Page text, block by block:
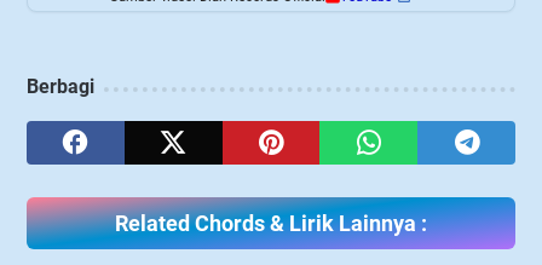
Berbagi
Related Chords & Lirik Lainnya :